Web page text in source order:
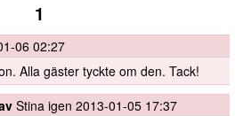
1
06 02:27
Alla gäster tyckte om den. Tack!
Stina igen 2013-01-05 17:37